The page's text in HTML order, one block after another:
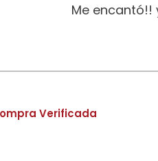
Me encantó!!
Verificada